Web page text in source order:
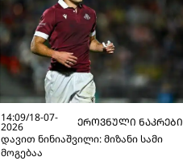
14:09/18-07-
2026
ᲔᲠᲝᲕᲜᲣᲚᲘ ᲜᲐᲙᲠᲔᲑᲘ
დავით ნინიაშვილი: მიზანი სამი
მოგებაა